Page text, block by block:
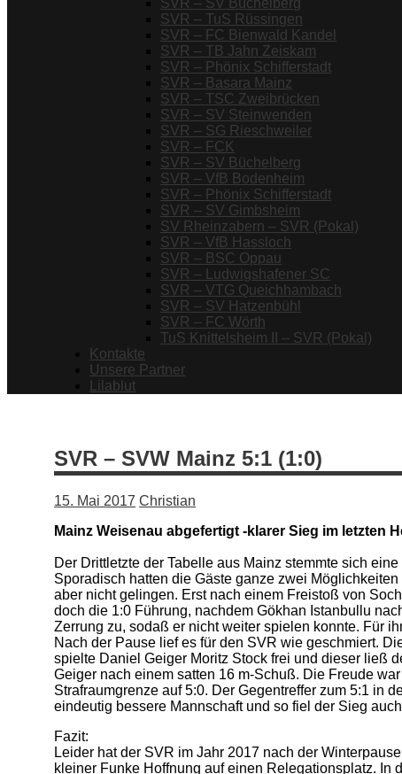
SVR – TuS Rüssingen
SVR – FC Bienwald Kandel
SVR – TB Jahn Zeiskam
SVR – Phönix Schifferstadt
SVR – Basara Mainz
SVR – TSC Zweibrücken
SVR – SV Steinwenden
SVR – SG Rieschweiler
SVR – FCK
SVR – SV Büchelberg
SVR – VfB Bodenheim
SVR – Phönix Schifferstadt
SVR – SV Gimbsheim
SV Rheinzabern – SVR (Pokal)
SVR – VfB Hassloch
SVR – BSC Oppau
SVR – Ludwigshafener SC
SVR – VTG Queichhambach
SVR – SV Hatzenbühl
SVR – FC Wörth
TuS Knittelsheim II – SVR (Pokal)
Kontakte
Unsere Partner
Lilablut
SVR – SVW Mainz 5:1 (1:0)
15. Mai 2017 Christian
Mainz Weisenau abgefertigt -klarer Sieg im letzten
Der Drittletzte der Tabelle aus Mainz stemmte sich
Sporadisch hatten die Gäste ganze zwei
aber nicht gelingen. Erst nach einem Freistoß von
doch die 1:0 Führung, nachdem Gökhan Istanbullu
Zerrung zu, sodaß er nicht weiter spielen konnte. Für
Nach der Pause lief es für den SVR wie geschmiert.
spielte Daniel Geiger Moritz Stock frei und dieser ließ
Geiger nach einem satten 16 m-Schuß. Die Freude
Strafraumgrenze auf 5:0. Der Gegentreffer zum 5:1 in
eindeutig bessere Mannschaft und so fiel der Sieg
Fazit:
Leider hat der SVR im Jahr 2017 nach der
kleiner Funke Hoffnung auf einen Relegationsplatz.